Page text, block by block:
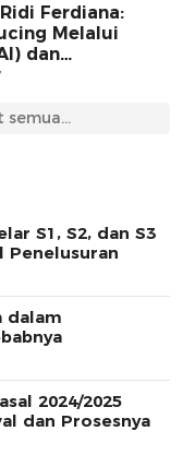
Ferdiana:
Melalui
dan
Sibling
S1, S2, dan S3
Penelusuran
dalam
2024/2025
dan Prosesnya